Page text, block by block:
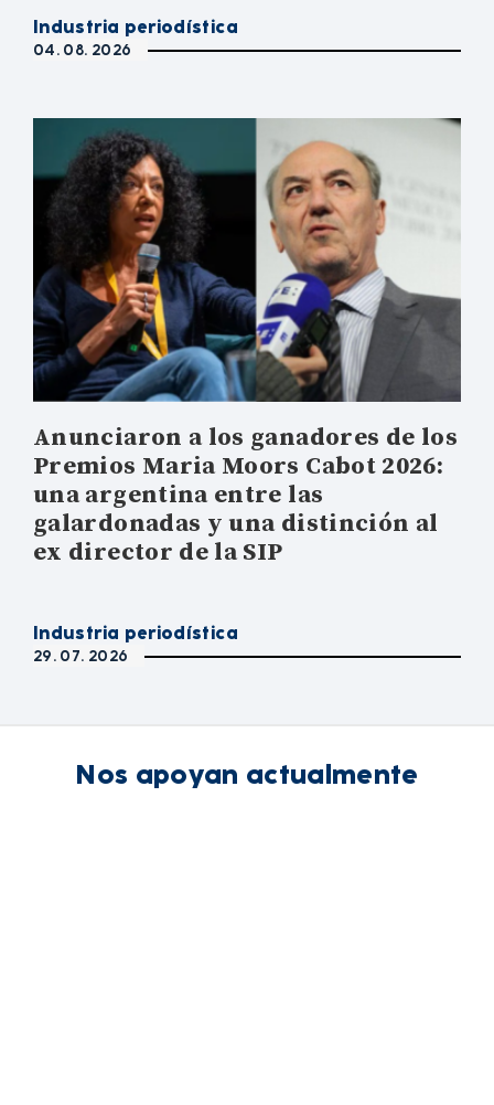
Industria periodística
04. 08. 2026
Anunciaron a los ganadores de los
Premios Maria Moors Cabot 2026:
una argentina entre las
galardonadas y una distinción al
ex director de la SIP
Industria periodística
29. 07. 2026
Nos apoyan actualmente